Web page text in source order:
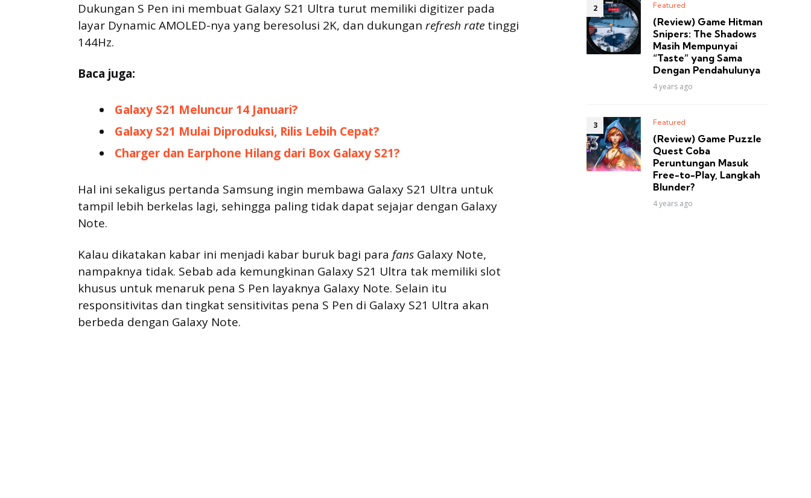
Dukungan S Pen ini membuat Galaxy S21 Ultra turut memiliki digitizer pada
layar Dynamic AMOLED-nya yang beresolusi 2K, dan dukungan refresh rate tinggi
144Hz.
Baca juga:
Galaxy S21 Meluncur 14 Januari?
Galaxy S21 Mulai Diproduksi, Rilis Lebih Cepat?
Charger dan Earphone Hilang dari Box Galaxy S21?
Hal ini sekaligus pertanda Samsung ingin membawa Galaxy S21 Ultra untuk
tampil lebih berkelas lagi, sehingga paling tidak dapat sejajar dengan Galaxy
Note.
Kalau dikatakan kabar ini menjadi kabar buruk bagi para fans Galaxy Note,
nampaknya tidak. Sebab ada kemungkinan Galaxy S21 Ultra tak memiliki slot
khusus untuk menaruk pena S Pen layaknya Galaxy Note. Selain itu
responsitivitas dan tingkat sensitivitas pena S Pen di Galaxy S21 Ultra akan
berbeda dengan Galaxy Note.
Featured
(Review) Game Hitman
Snipers: The Shadows
Masih Mempunyai
“Taste” yang Sama
Dengan Pendahulunya
4 years ago
Featured
(Review) Game Puzzle
Quest Coba
Peruntungan Masuk
Free-to-Play, Langkah
Blunder?
4 years ago